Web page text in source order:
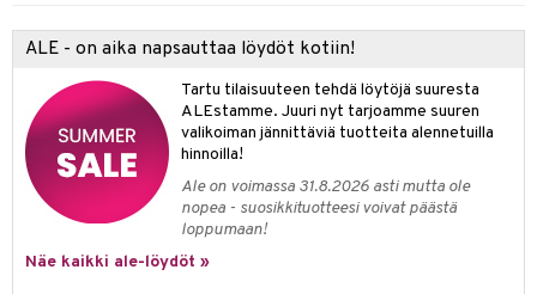
ALE - on aika napsauttaa löydöt kotiin!
Tartu tilaisuuteen tehdä löytöjä suuresta
ALEstamme. Juuri nyt tarjoamme suuren
valikoiman jännittäviä tuotteita alennetuilla
hinnoilla!
Ale on voimassa 31.8.2026 asti mutta ole
nopea - suosikkituotteesi voivat päästä
loppumaan!
Näe kaikki ale-löydöt »